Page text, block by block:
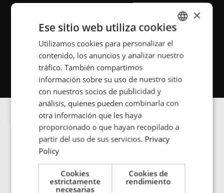
Calzada eléctrica
Suelos de energía Raíles de energía
Galería de
imágenes
ENGLISH
POLISH
FRENCH
×
Ese sitio web utiliza cookies
Utilizamos cookies para personalizar el
contenido, los anuncios y analizar nuestro
tráfico. También compartimos
información sobre su uso de nuestro sitio
con nuestros socios de publicidad y
análisis, quienes pueden combinarla con
otra información que les haya
proporcionado o que hayan recopilado a
partir del uso de sus servicios. Privacy
Policy
Cookies
estrictamente
necesarias
Cookies de
rendimiento